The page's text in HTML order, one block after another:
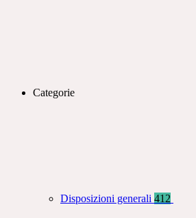
Categorie
Disposizioni generali 412